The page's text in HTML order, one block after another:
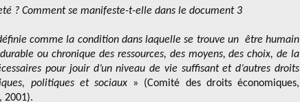
? Comment se manifeste-t-elle dans le document 3
comme la condition dans laquelle se trouve un être humain
ou chronique des ressources, des moyens, des choix, de la
pour jouir d’un niveau de vie suffisant et d’autres droits
politiques et sociaux » (Comité des droits économiques,
2001).